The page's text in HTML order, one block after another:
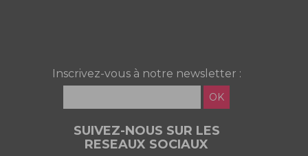
Inscrivez-vous à notre newsletter :
OK
SUIVEZ-NOUS SUR LES
RESEAUX SOCIAUX